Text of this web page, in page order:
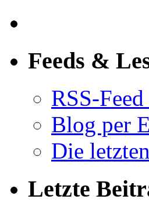
Feeds &
RSS-
Blog per
Die
Letzte